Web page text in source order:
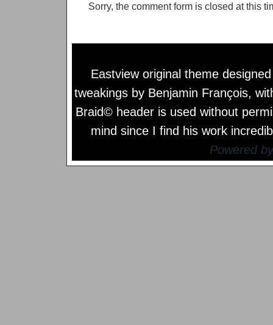
Sorry, the comment form is closed at this
Eastview original theme
tweakings by Benjamin François,
Braid© header is used without
mind since I find his work
Powered